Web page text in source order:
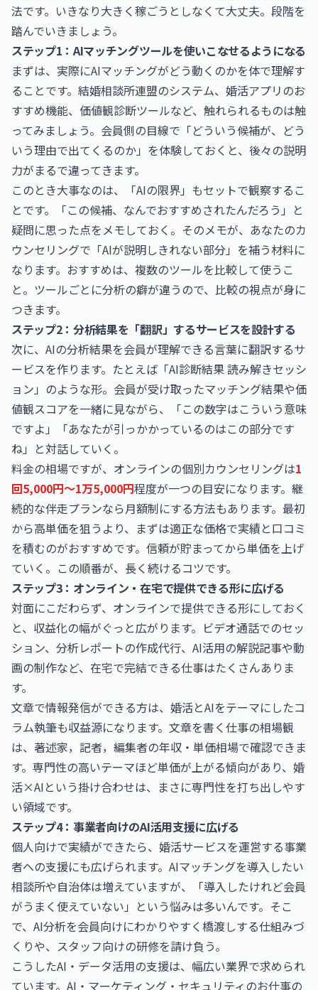
法です。いきなり大きく稼ごうとしなくて大丈夫。段階を
踏んでいきましょう。
ステップ1：AIマッチングツールを使いこなせるようになる
まずは、実際にAIマッチングがどう動くのかを体で理解す
ることです。結婚相談所連盟のシステム、婚活アプリのお
すすめ機能、価値観診断ツールなど、触れられるものは触
ってみましょう。会員側の目線で「どういう候補が、どう
いう理由で出てくるのか」を体験しておくと、後々の説明
力がまるで違ってきます。
このとき大事なのは、「AIの限界」もセットで観察するこ
とです。「この候補、なんでおすすめされたんだろう」と
疑問に思った点をメモしておく。そのメモが、あなたのカ
ウンセリングで「AIが説明しきれない部分」を補う材料に
なります。おすすめは、複数のツールを比較して使うこ
と。ツールごとに分析の癖が違うので、比較の視点が身に
つきます。
ステップ2：分析結果を「翻訳」するサービスを設計する
次に、AIの分析結果を会員が理解できる言葉に翻訳するサ
ービスを作ります。たとえば「AI診断結果 読み解きセッシ
ョン」のような形。会員が受け取ったマッチング結果や価
値観スコアを一緒に見ながら、「この数字はこういう意味
ですよ」「あなたが引っかかっているのはこの部分です
ね」と対話していく。
料金の相場ですが、オンラインの個別カウンセリングは1
回5,000円〜1万5,000円程度が一つの目安になります。継
続的な伴走プランなら月額制にする方法もあります。最初
から高単価を狙うより、まずは適正な価格で実績と口コミ
を積むのがおすすめです。信頼が貯まってから単価を上げ
ていく。この順番が、長く続けるコツです。
ステップ3：オンライン・在宅で提供できる形に広げる
対面にこだわらず、オンラインで提供できる形にしておく
と、収益化の幅がぐっと広がります。ビデオ通話でのセッ
ション、分析レポートの作成代行、AI活用の解説記事や動
画の制作など、在宅で完結できる仕事はたくさんありま
す。
文章で情報発信ができる方は、婚活とAIをテーマにしたコ
ラム執筆も収益源になります。文章を書く仕事の相場観
は、 著述家，記者，編集者の年収・単価相場で確認できま
す。専門性の高いテーマほど単価が上がる傾向があり、婚
活×AIという掛け合わせは、まさに専門性を打ち出しやす
い領域です。
ステップ4：事業者向けのAI活用支援に広げる
個人向けで実績ができたら、婚活サービスを運営する事業
者への支援にも広げられます。AIマッチングを導入したい
相談所や自治体は増えていますが、「導入したけれど会員
がうまく使えていない」という悩みは多いんです。そこ
で、AI分析を会員向けにわかりやすく橋渡しする仕組みづ
くりや、スタッフ向けの研修を請け負う。
こうしたAI・データ活用の支援は、幅広い業界で求められ
ています。 AI・マーケティング・セキュリティのお仕事の